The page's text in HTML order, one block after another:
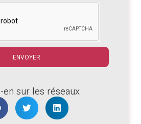
ENVOYER
en sur les réseaux